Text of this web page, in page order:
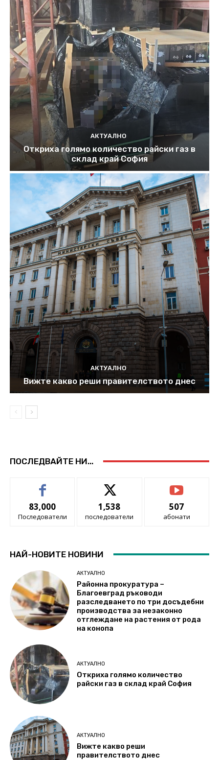
АКТУАЛНО
Откриха голямо количество райски газ в
склад край София
АКТУАЛНО
Вижте какво реши правителството днес
ПОСЛЕДВАЙТЕ НИ...
83,000
Последователи
1,538
последователи
507
абонати
НАЙ-НОВИТЕ НОВИНИ
АКТУАЛНО
Районна прокуратура –
Благоевград ръководи
разследването по три досъдебни
производства за незаконно
отглеждане на растения от рода
на конопа
АКТУАЛНО
Откриха голямо количество
райски газ в склад край София
АКТУАЛНО
Вижте какво реши
правителството днес